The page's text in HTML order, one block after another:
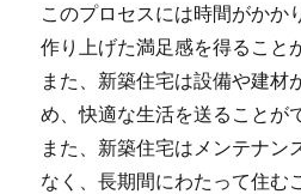
このプロセスには時間がかか
作り上げた満足感を得ること
また、新築住宅は設備や建材
め、快適な生活を送ることが
また、新築住宅はメンテナン
なく、長期間にわたって住む